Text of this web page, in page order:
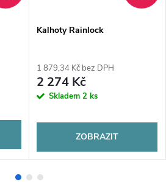
Kalhoty Rainlock
1 879,34 Kč bez DPH
2 274 Kč
Skladem 2 ks
ZOBRAZIT